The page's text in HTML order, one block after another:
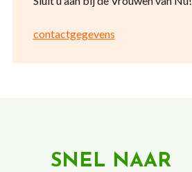
contactgegevens
SNEL NAAR